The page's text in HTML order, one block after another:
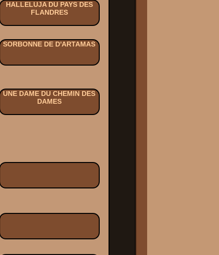
HALLELUJA DU PAYS DES
FLANDRES
SORBONNE DE D'ARTAMAS
UNE DAME DU CHEMIN DES
DAMES